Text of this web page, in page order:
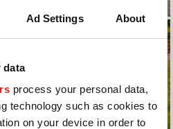
Ad Settings About
data
process your personal data,
technology such as cookies to
on your device in order to